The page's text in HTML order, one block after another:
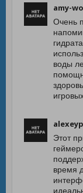
amy-
Очень
воды
Этот
время